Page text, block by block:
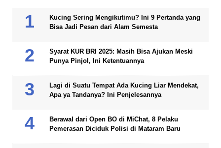
Kucing Sering Mengikutimu? Ini 9 Pertanda yang
Bisa Jadi Pesan dari Alam Semesta
Syarat KUR BRI 2025: Masih Bisa Ajukan Meski
Punya Pinjol, Ini Ketentuannya
Lagi di Suatu Tempat Ada Kucing Liar Mendekat,
Apa ya Tandanya? Ini Penjelesannya
Berawal dari Open BO di MiChat, 8 Pelaku
Pemerasan Diciduk Polisi di Mataram Baru